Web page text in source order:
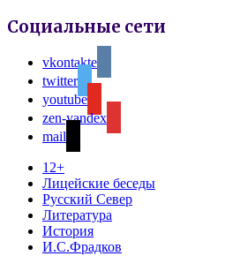
Социальные сети
vkontakte
twitter
youtube
zen-yandex
mail
12+
Лицейские беседы
Русский Север
Литература
История
И.С.Фрадков